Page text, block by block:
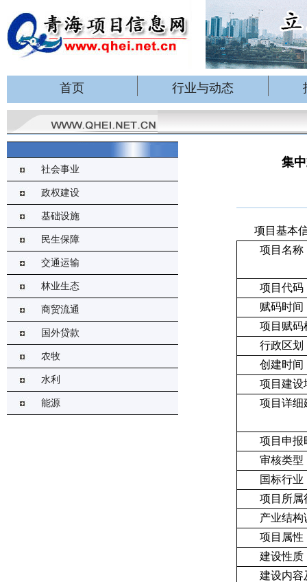
首页 行业与动态
社会事业
政权建设
基础设施
民生保障
交通运输
林业生态
商贸流通
国外贷款
农牧
水利
能源
集
项目基本
项目名称
项目代码
赋码时间
项目赋码
行政区划
创建时间
项目建设
项目详细
项目申报
审核类型
国标行业
项目所属
产业结构
项目属性
建设性质
建设内容